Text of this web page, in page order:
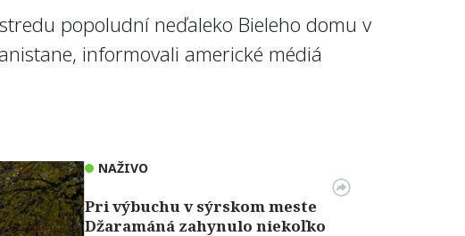
popoludní neďaleko Bieleho domu v
informovali americké médiá
NAŽIVO
Pri výbuchu v sýrskom meste
Džaramáná zahynulo niekoľko